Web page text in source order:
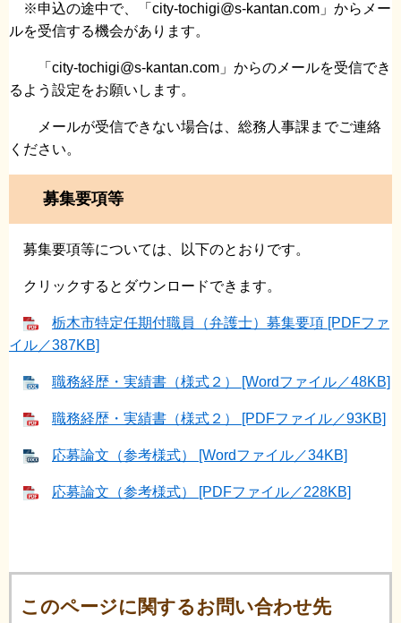
※申込の途中で、「city-tochigi@s-kantan.com」からメー
ルを受信する機会があります。
「city-tochigi@s-kantan.com」からのメールを受信でき
るよう設定をお願いします。
メールが受信できない場合は、総務人事課までご連絡
ください。
募集要項等
募集要項等については、以下のとおりです。
クリックするとダウンロードできます。
栃木市特定任期付職員（弁護士）募集要項 [PDFファ
イル／387KB]
職務経歴・実績書（様式２） [Wordファイル／48KB]
職務経歴・実績書（様式２） [PDFファイル／93KB]
応募論文（参考様式） [Wordファイル／34KB]
応募論文（参考様式） [PDFファイル／228KB]
このページに関するお問い合わせ先